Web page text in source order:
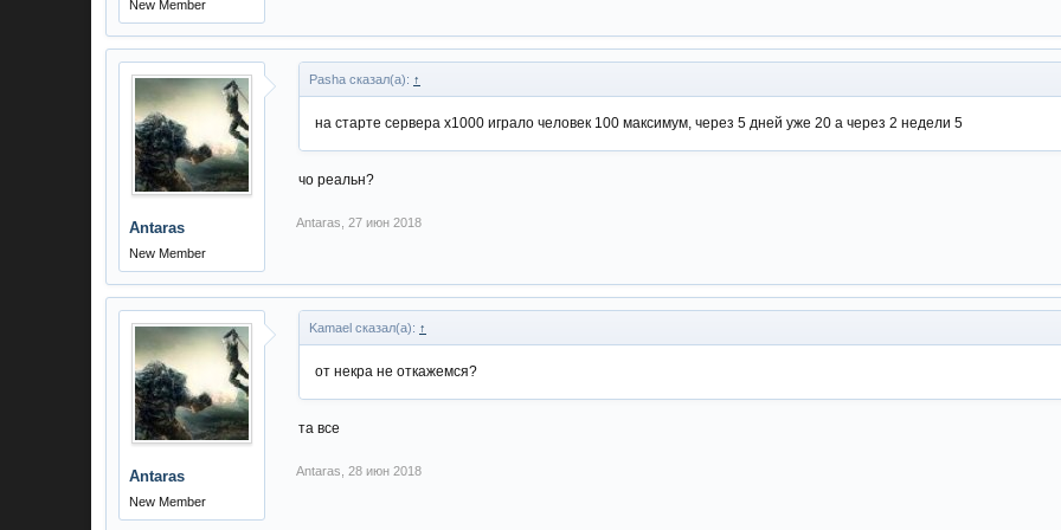
New Member
Antaras
New Member
Pasha сказал(а): ↑
на старте сервера х1000 играло человек 100 максимум, через 5 дней уже 20 а через 2 недели 5
чо реальн?
Antaras 27 июн 2018
Antaras
New Member
Kamael сказал(а): ↑
от некра не откажемся?
та все
Antaras 28 июн 2018